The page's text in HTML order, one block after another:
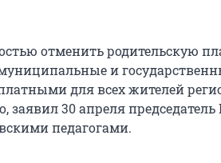
отменить родительскую
и
для всех жителей
заявил 30 апреля
педагогами.